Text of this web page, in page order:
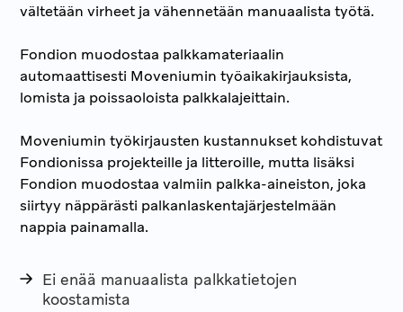
vältetään virheet ja vähennetään manuaalista työtä.
Fondion muodostaa palkkamateriaalin
automaattisesti Moveniumin työaikakirjauksista,
lomista ja poissaoloista palkkalajeittain.
Moveniumin työkirjausten kustannukset kohdistuvat
Fondionissa projekteille ja litteroille, mutta lisäksi
Fondion muodostaa valmiin palkka-aineiston, joka
siirtyy näppärästi palkanlaskentajärjestelmään
nappia painamalla.
Ei enää manuaalista palkkatietojen
koostamista